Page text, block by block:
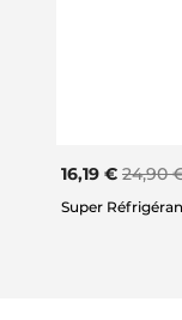
16,19 € 24,90
Super